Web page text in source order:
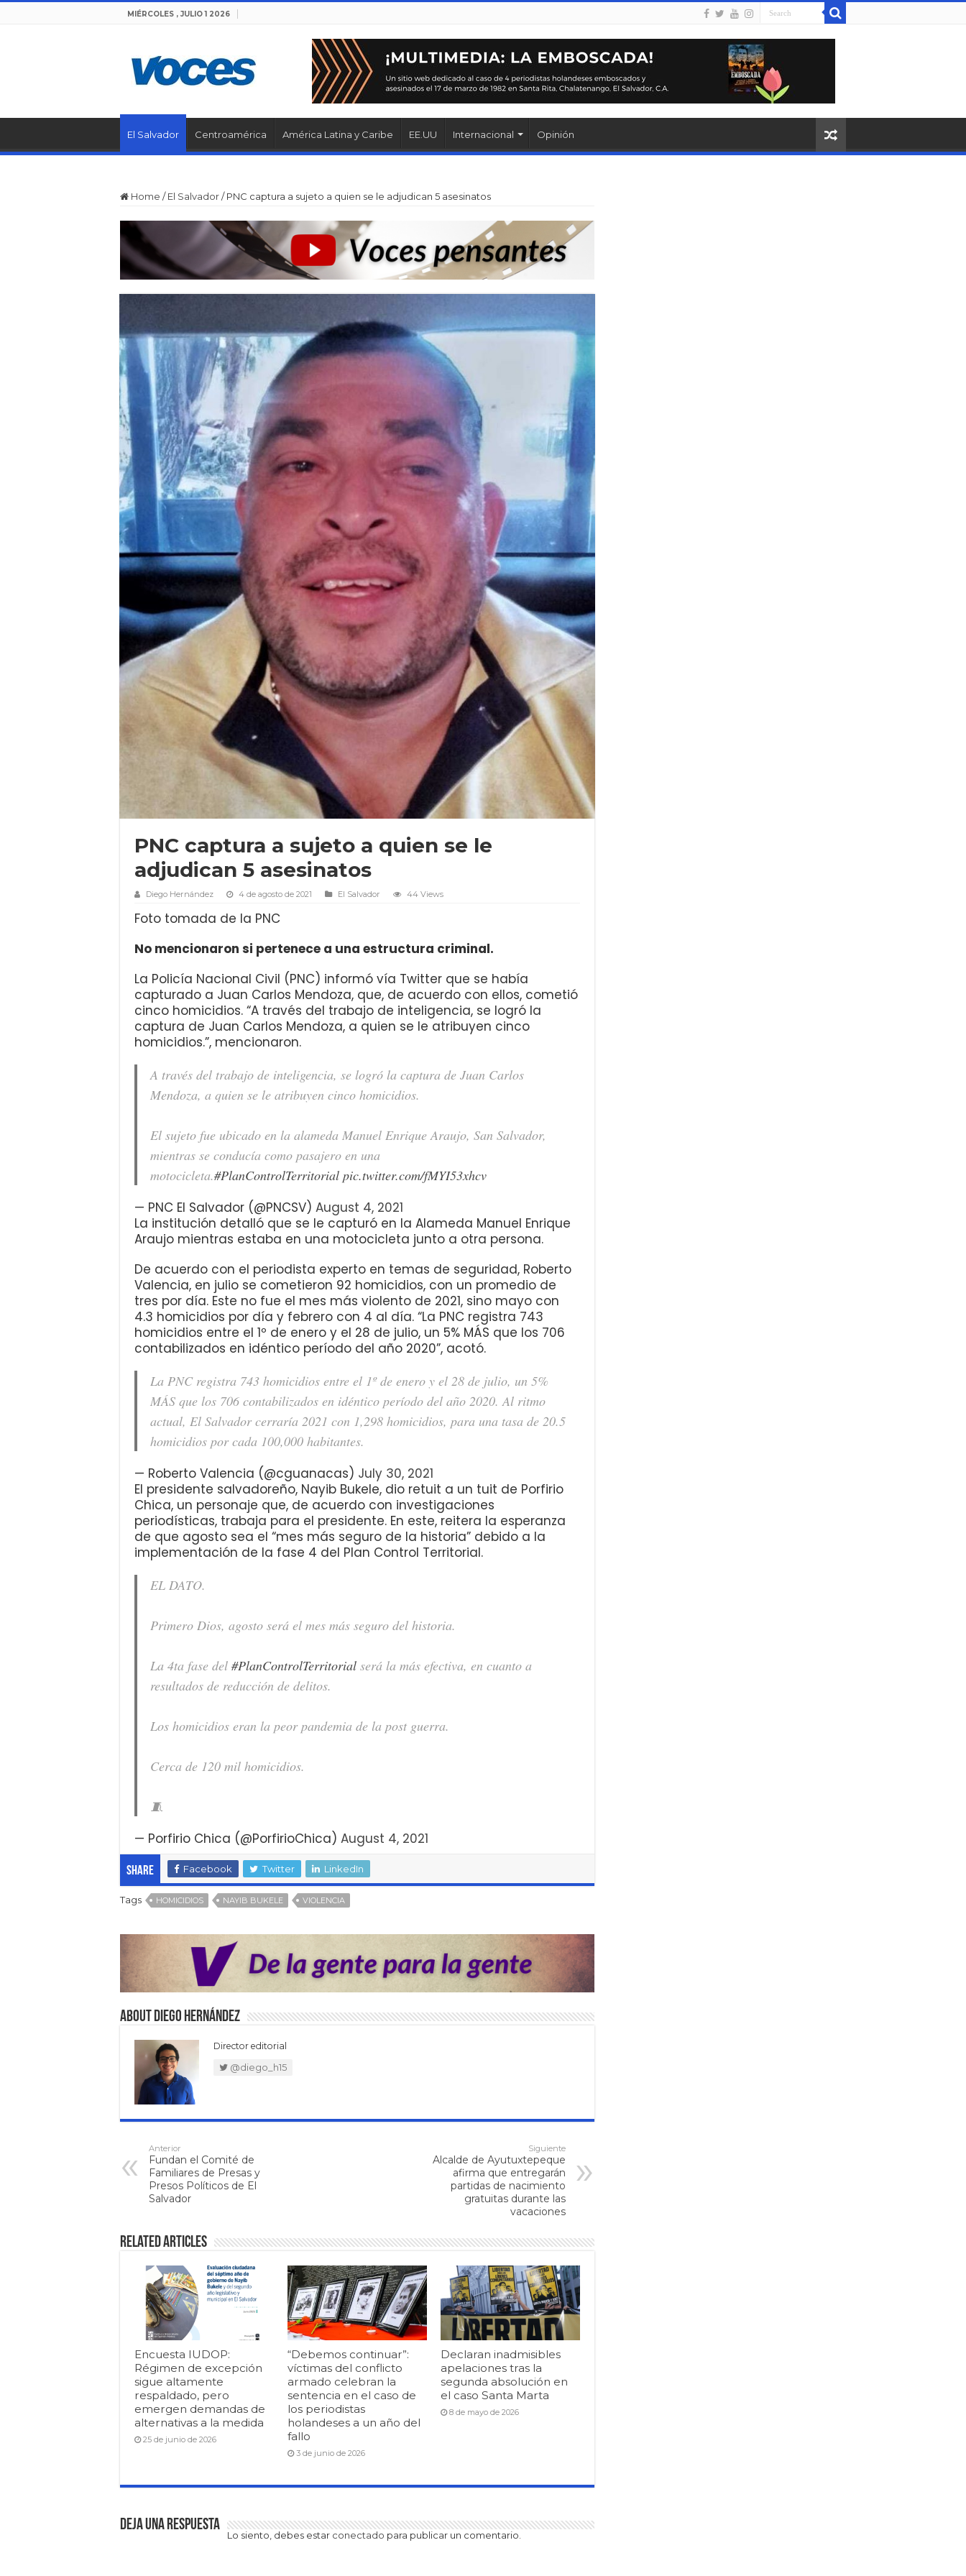
MIÉRCOLES , JULIO 1 2026
El Salvador Centroamérica América Latina y Caribe EE.UU Internacional Opinión
Home / El Salvador/ PNC captura a sujeto a quien se le adjudican 5 asesinatos
PNC captura a sujeto a quien se le
adjudican 5 asesinatos
Diego Hernández 4 de agosto de 2021 El Salvador 44 Views
Foto tomada de la PNC
No mencionaron si pertenece a una estructura criminal.
La Policía Nacional Civil (PNC) informó vía Twitter que se había
capturado a Juan Carlos Mendoza, que, de acuerdo con ellos, cometió
cinco homicidios. “A través del trabajo de inteligencia, se logró la
captura de Juan Carlos Mendoza, a quien se le atribuyen cinco
homicidios.”, mencionaron.
A través del trabajo de inteligencia, se logró la captura de Juan Carlos
Mendoza, a quien se le atribuyen cinco homicidios.
El sujeto fue ubicado en la alameda Manuel Enrique Araujo, San Salvador,
mientras se conducía como pasajero en una
motocicleta.#PlanControlTerritorial pic.twitter.com/fMYI53xhcv
— PNC El Salvador (@PNCSV) August 4, 2021
La institución detalló que se le capturó en la Alameda Manuel Enrique
Araujo mientras estaba en una motocicleta junto a otra persona.
De acuerdo con el periodista experto en temas de seguridad, Roberto
Valencia, en julio se cometieron 92 homicidios, con un promedio de
tres por día. Este no fue el mes más violento de 2021, sino mayo con
4.3 homicidios por día y febrero con 4 al día. “La PNC registra 743
homicidios entre el 1º de enero y el 28 de julio, un 5% MÁS que los 706
contabilizados en idéntico período del año 2020”, acotó.
La PNC registra 743 homicidios entre el 1º de enero y el 28 de julio, un 5%
MÁS que los 706 contabilizados en idéntico período del año 2020. Al ritmo
actual, El Salvador cerraría 2021 con 1,298 homicidios, para una tasa de 20.5
homicidios por cada 100,000 habitantes.
— Roberto Valencia (@cguanacas) July 30, 2021
El presidente salvadoreño, Nayib Bukele, dio retuit a un tuit de Porfirio
Chica, un personaje que, de acuerdo con investigaciones
periodísticas, trabaja para el presidente. En este, reitera la esperanza
de que agosto sea el “mes más seguro de la historia” debido a la
implementación de la fase 4 del Plan Control Territorial.
EL DATO.
Primero Dios, agosto será el mes más seguro del historia.
La 4ta fase del #PlanControlTerritorial será la más efectiva, en cuanto a
resultados de reducción de delitos.
Los homicidios eran la peor pandemia de la post guerra.
Cerca de 120 mil homicidios.
🧵
— Porfirio Chica (@PorfirioChica) August 4, 2021
Share Facebook Twitter LinkedIn
Tags HOMICIDIOS NAYIB BUKELE VIOLENCIA
About Diego Hernández
Director editorial
@diego_h15
Anterior
Fundan el Comité de
Familiares de Presas y
Presos Políticos de El
Salvador
Siguiente
Alcalde de Ayutuxtepeque
afirma que entregarán
partidas de nacimiento
gratuitas durante las
vacaciones
Related Articles
Encuesta IUDOP:
Régimen de excepción
sigue altamente
respaldado, pero
emergen demandas de
alternativas a la medida
25 de junio de 2026
“Debemos continuar”:
víctimas del conflicto
armado celebran la
sentencia en el caso de
los periodistas
holandeses a un año del
fallo
3 de junio de 2026
Declaran inadmisibles
apelaciones tras la
segunda absolución en
el caso Santa Marta
8 de mayo de 2026
Deja una respuesta
Lo siento, debes estar conectado para publicar un comentario.